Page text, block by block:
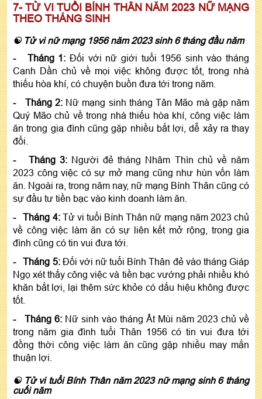
7- TỬ VI TUỔI BÍNH THÂN NĂM 2023 NỮ MẠNG
THEO THÁNG SINH
☯ Tử vi nữ mạng 1956 năm 2023 sinh 6 tháng đầu năm
- Tháng 1: Đối với nữ giới tuổi 1956 sinh vào tháng
Canh Dần chủ về mọi việc không được tốt, trong nhà
thiếu hòa khí, có chuyện buồn đưa tới trong năm.
- Tháng 2:Nữ mạng sinh tháng Tân Mão mà gặp năm
Quý Mão chủ về trong nhà thiếu hòa khí, công việc làm
ăn trong gia đình cũng gặp nhiều bất lợi, dễ xảy ra thay
đổi.
- Tháng 3:Người đẻ tháng Nhâm Thìn chủ về năm
2023 công việc có sự mở mang cũng như hùn vốn làm
ăn. Ngoài ra, trong năm nay, nữ mạng Bính Thân cũng có
sự đầu tư tiền bạc vào kinh doanh làm ăn.
- Tháng 4: Tử vi tuổi Bính Thân nữ mạng năm 2023 chủ
về công việc làm ăn có sự liên kết mở rộng, trong gia
đình cũng có tin vui đưa tới.
- Tháng 5:Đối với nữ tuổi Bính Thân đẻ vào tháng Giáp
Ngọ xét thấy công việc và tiền bạc vướng phải nhiều khó
khăn bất lợi, lại thêm sức khỏe có dấu hiệu không được
tốt.
- Tháng 6: Nữ sinh vào tháng Ất Mùi năm 2023 chủ về
trong năm gia đình tuổi Thân 1956 có tin vui đưa tới
đồng thời công việc làm ăn cũng gặp nhiều may mắn
thuận lợi.
☯ Tử vi tuổi Bính Thân năm 2023 nữ mạng sinh 6 tháng
cuối năm